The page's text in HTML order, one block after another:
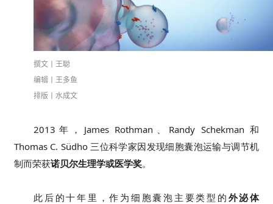
撰文丨王聪
编辑丨王多鱼
排版丨水成文
2013年，James Rothman、Randy Schekman 和
Thomas C. Südho 三位科学家因发现细胞囊泡运输与调节机
制而荣获诺贝尔生理学或医学奖。
此后的十年里，作为细胞囊泡主要类型的 外泌体